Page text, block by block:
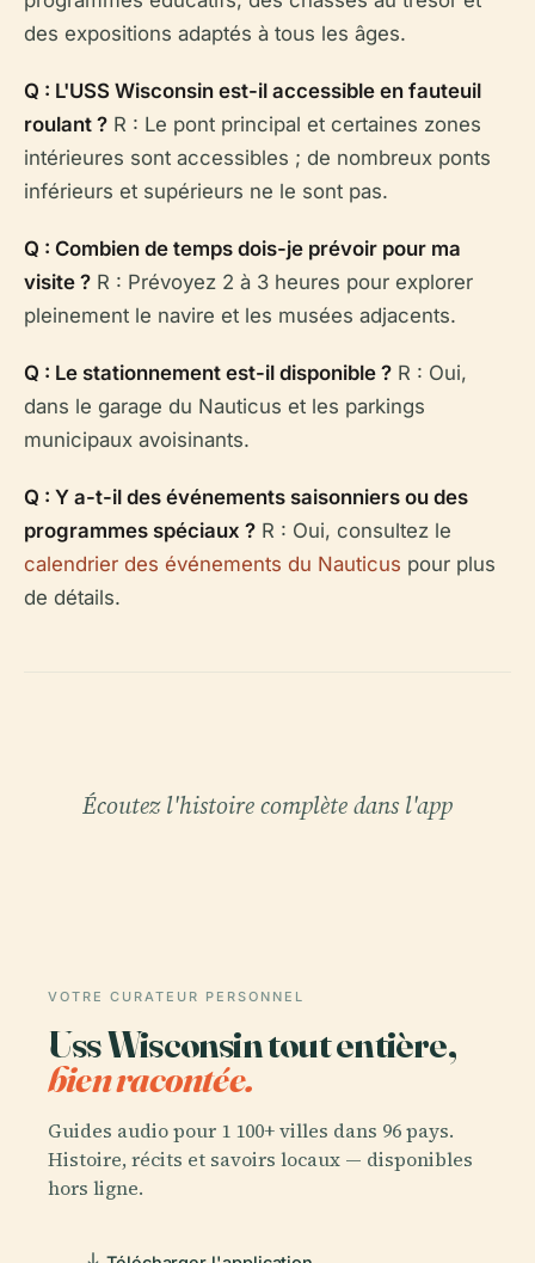
des expositions adaptés à tous les âges.
Q : L'USS Wisconsin est-il accessible en fauteuil
roulant ? R : Le pont principal et certaines zones
intérieures sont accessibles ; de nombreux ponts
inférieurs et supérieurs ne le sont pas.
Q : Combien de temps dois-je prévoir pour ma
visite ? R : Prévoyez 2 à 3 heures pour explorer
pleinement le navire et les musées adjacents.
Q : Le stationnement est-il disponible ? R : Oui,
dans le garage du Nauticus et les parkings
municipaux avoisinants.
Q : Y a-t-il des événements saisonniers ou des
programmes spéciaux ? R : Oui, consultez le
calendrier des événements du Nauticus pour plus
de détails.
Écoutez l'histoire complète dans l'app
VOTRE CURATEUR PERSONNEL
Uss Wisconsin tout entière,
bien racontée.
Guides audio pour 1 100+ villes dans 96 pays.
Histoire, récits et savoirs locaux — disponibles
hors ligne.